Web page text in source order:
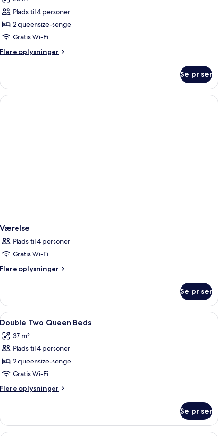
billeder
af
Standardværelse
-
2
queensize-
Plads til 4 personer
2 queensize-senge
Gratis Wi-Fi
Flere oplysninger
Flere
-
queensize-
Se priser
Værelse
Plads til 4 personer
Gratis Wi-Fi
Flere oplysninger
Flere
Se priser
Indlæs
alle
billeder
af
Double
Two
Queen
Beds
Premium-sengetøj, pengeskab på
2
Double Two Queen Beds
37 m²
Plads til 4 personer
2 queensize-senge
Gratis Wi-Fi
Flere oplysninger
Flere
Two
Queen
Se priser